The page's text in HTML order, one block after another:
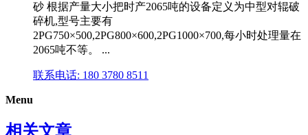
砂 根据产量大小把时产2065吨的设备定义为中型对辊破
碎机,型号主要有
2PG750×500,2PG800×600,2PG1000×700,每小时处理量在
2065吨不等。 ...
联系电话: 180 3780 8511
Menu
相关文章